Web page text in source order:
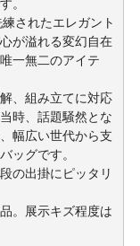
。
されたエレガント
が溢れる変幻自在
一無二のアイテ
、組み立てに対応
時、話題騒然とな
幅広い世代から支
ッグです。
の出掛にピッタリ
。展示キズ程度は